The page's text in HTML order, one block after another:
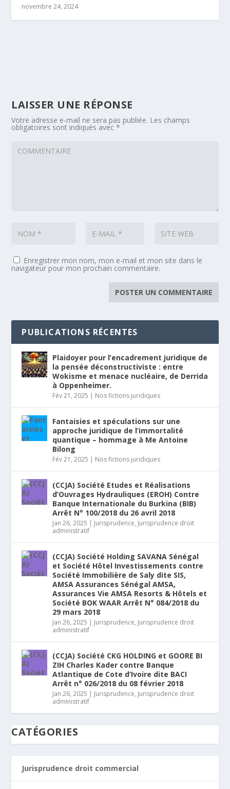
novembre 24, 2024
LAISSER UNE RÉPONSE
Votre adresse e-mail ne sera pas publiée. Les champs
obligatoires sont indiqués avec*
Enregistrer mon nom, mon e-mail et mon site dans le
navigateur pour mon prochain commentaire.
PUBLICATIONS RÉCENTES
Plaidoyer pour l’encadrement juridique de
la pensée déconstructiviste : entre
Wokisme et menace nucléaire, de Derrida
à Oppenheimer.
Fév 21, 2025 | Nos fictions juridiques
Fantaisies et spéculations sur une
approche juridique de l’immortalité
quantique – hommage à Me Antoine
Bilong
Fév 21, 2025 | Nos fictions juridiques
(CCJA) Société Etudes et Réalisations
d’Ouvrages Hydrauliques (EROH) Contre
Banque Internationale du Burkina (BIB)
Arrêt N° 100/2018 du 26 avril 2018
Jan 26, 2025 | Jurisprudence, Jurisprudence droit
administratif
(CCJA) Société Holding SAVANA Sénégal
et Société Hôtel Investissements contre
Société Immobilière de Saly dite SIS,
AMSA Assurances Sénégal AMSA,
Assurances Vie AMSA Resorts & Hôtels et
Société BOK WAAR Arrêt N° 084/2018 du
29 mars 2018
Jan 26, 2025 | Jurisprudence, Jurisprudence droit
administratif
(CCJA) Société CKG HOLDING et GOORE BI
ZIH Charles Kader contre Banque
Atlantique de Cote d’Ivoire dite BACI
Arrêt n° 026/2018 du 08 février 2018
Jan 26, 2025 | Jurisprudence, Jurisprudence droit
administratif
CATÉGORIES
Jurisprudence droit commercial